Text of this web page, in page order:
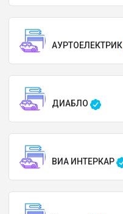
АУРТОЕЛЕКТРИК
ДИАБЛО
ВИА ИНТЕРКАР